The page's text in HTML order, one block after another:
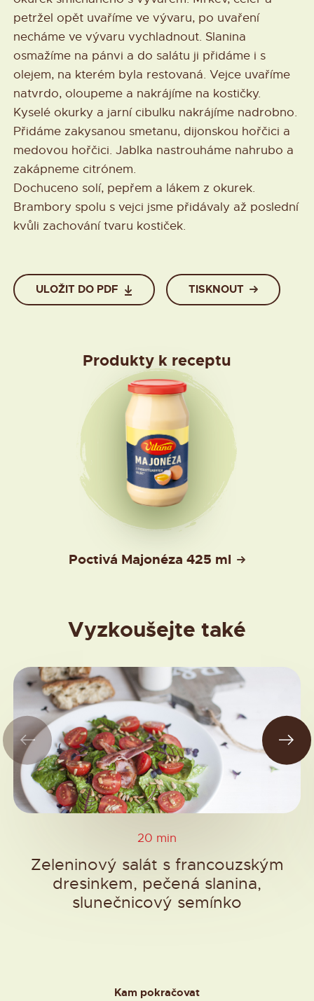
petržel opět uvaříme ve vývaru, po uvaření
necháme ve vývaru vychladnout. Slanina
osmažíme na pánvi a do salátu ji přidáme i s
olejem, na kterém byla restovaná. Vejce uvaříme
natvrdo, oloupeme a nakrájíme na kostičky.
Kyselé okurky a jarní cibulku nakrájíme nadrobno.
Přidáme zakysanou smetanu, dijonskou hořčici a
medovou hořčici. Jablka nastrouháme nahrubo a
zakápneme citrónem.
Dochuceno solí, pepřem a lákem z okurek.
Brambory spolu s vejci jsme přidávaly až poslední
kvůli zachování tvaru kostiček.
ULOŽIT DO PDF TISKNOUT
Produkty k receptu
Poctivá Majonéza 425 ml
Vyzkoušejte také
20 min
Zeleninový salát s francouzským
dresinkem, pečená slanina,
slunečnicový semínko
Kam pokračovat